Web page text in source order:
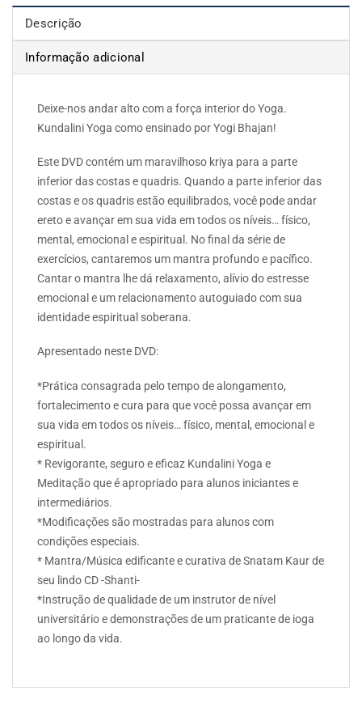
Descrição
Informação adicional
Deixe-nos andar alto com a força interior do Yoga.
Kundalini Yoga como ensinado por Yogi Bhajan!
Este DVD contém um maravilhoso kriya para a parte
inferior das costas e quadris. Quando a parte inferior das
costas e os quadris estão equilibrados, você pode andar
ereto e avançar em sua vida em todos os níveis… físico,
mental, emocional e espiritual. No final da série de
exercícios, cantaremos um mantra profundo e pacífico.
Cantar o mantra lhe dá relaxamento, alívio do estresse
emocional e um relacionamento autoguiado com sua
identidade espiritual soberana.
Apresentado neste DVD:
*Prática consagrada pelo tempo de alongamento,
fortalecimento e cura para que você possa avançar em
sua vida em todos os níveis… físico, mental, emocional e
espiritual.
* Revigorante, seguro e eficaz Kundalini Yoga e
Meditação que é apropriado para alunos iniciantes e
intermediários.
*Modificações são mostradas para alunos com
condições especiais.
* Mantra/Música edificante e curativa de Snatam Kaur de
seu lindo CD -Shanti-
*Instrução de qualidade de um instrutor de nível
universitário e demonstrações de um praticante de ioga
ao longo da vida.